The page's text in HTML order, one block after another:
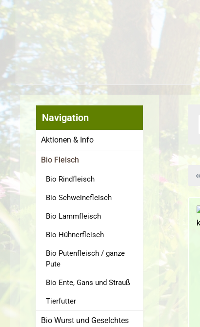
Navigation
Aktionen & Info
Bio Fleisch
Bio Rindfleisch
Bio Schweinefleisch
Bio Lammfleisch
Bio Hühnerfleisch
Bio Putenfleisch / ganze
Pute
Bio Ente, Gans und Strauß
Tierfutter
Bio Wurst und Geselchtes